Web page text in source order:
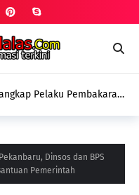
Pelaku Pembakaran
Dinsos dan BPS
Pemerintah